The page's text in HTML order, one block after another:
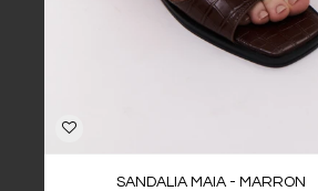
SANDALIA MAIA - MARRON